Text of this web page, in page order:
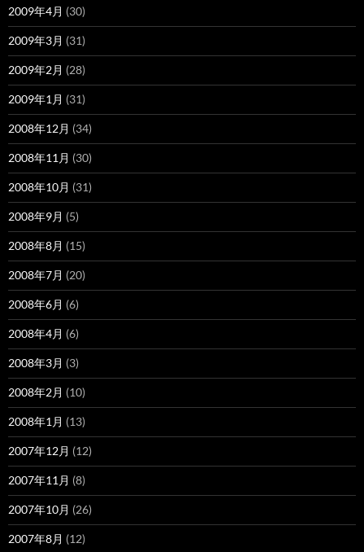
2009年4月 (30)
2009年3月 (31)
2009年2月 (28)
2009年1月 (31)
2008年12月 (34)
2008年11月 (30)
2008年10月 (31)
2008年9月 (5)
2008年8月 (15)
2008年7月 (20)
2008年6月 (6)
2008年4月 (6)
2008年3月 (3)
2008年2月 (10)
2008年1月 (13)
2007年12月 (12)
2007年11月 (8)
2007年10月 (26)
2007年8月 (12)